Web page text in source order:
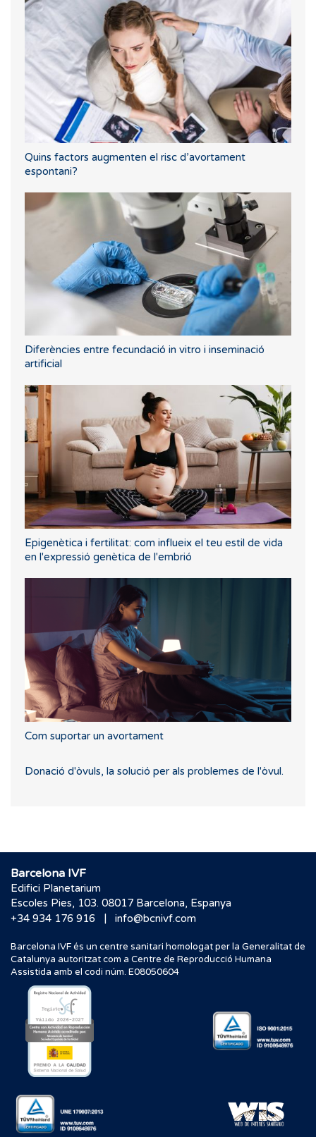
Quins factors augmenten el risc d’avortament
espontani?
Diferències entre fecundació in vitro i inseminació
artificial
Epigenètica i fertilitat: com influeix el teu estil de vida
en l'expressió genètica de l'embrió
Com suportar un avortament
Donació d'òvuls, la solució per als problemes de l'òvul.
Barcelona IVF
Edifici Planetarium
Escoles Pies, 103. 08017 Barcelona, Espanya
+34 934 176 916
| info@bcnivf.com
Barcelona IVF és un centre sanitari homologat per la Generalitat de
Catalunya autoritzat com a Centre de Reproducció Humana
Assistida amb el codi núm. E08050604